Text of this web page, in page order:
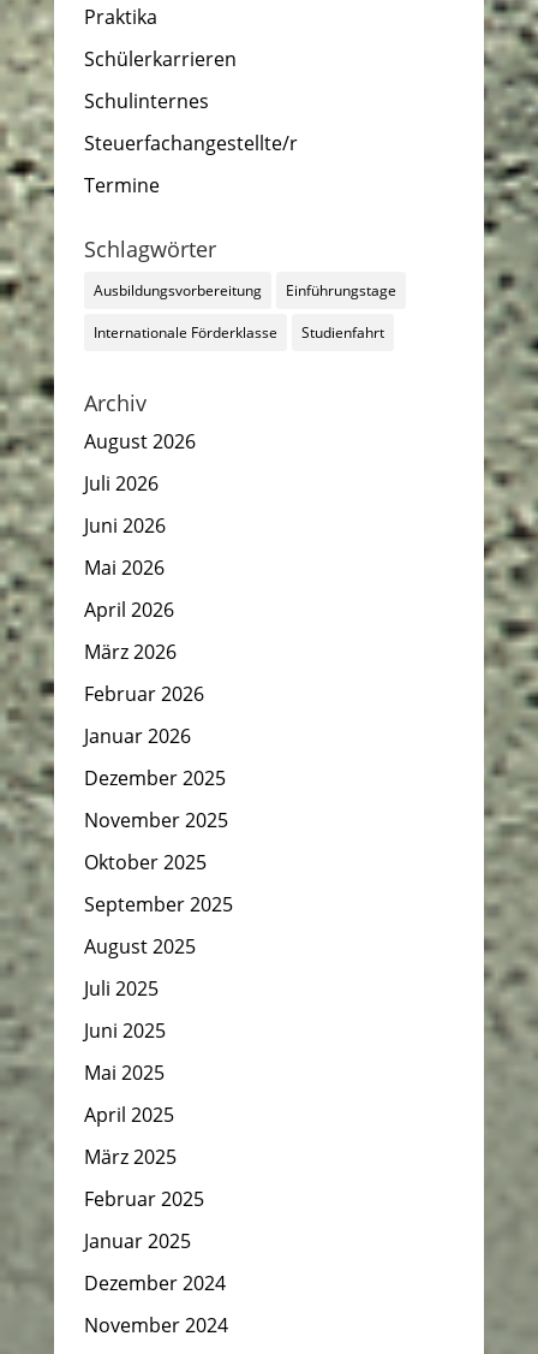
Praktika
Schülerkarrieren
Schulinternes
Steuerfachangestellte/r
Termine
Schlagwörter
Ausbildungsvorbereitung Einführungstage
Internationale Förderklasse Studienfahrt
Archiv
August 2026
Juli 2026
Juni 2026
Mai 2026
April 2026
März 2026
Februar 2026
Januar 2026
Dezember 2025
November 2025
Oktober 2025
September 2025
August 2025
Juli 2025
Juni 2025
Mai 2025
April 2025
März 2025
Februar 2025
Januar 2025
Dezember 2024
November 2024